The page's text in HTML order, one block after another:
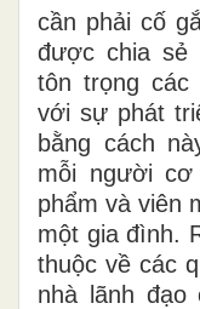
cần phải cố
được chia sẻ
tôn trọng các
với sự phát
bằng cách
mỗi người
phẩm và viên
một gia đình.
thuộc về các
nhà lãnh